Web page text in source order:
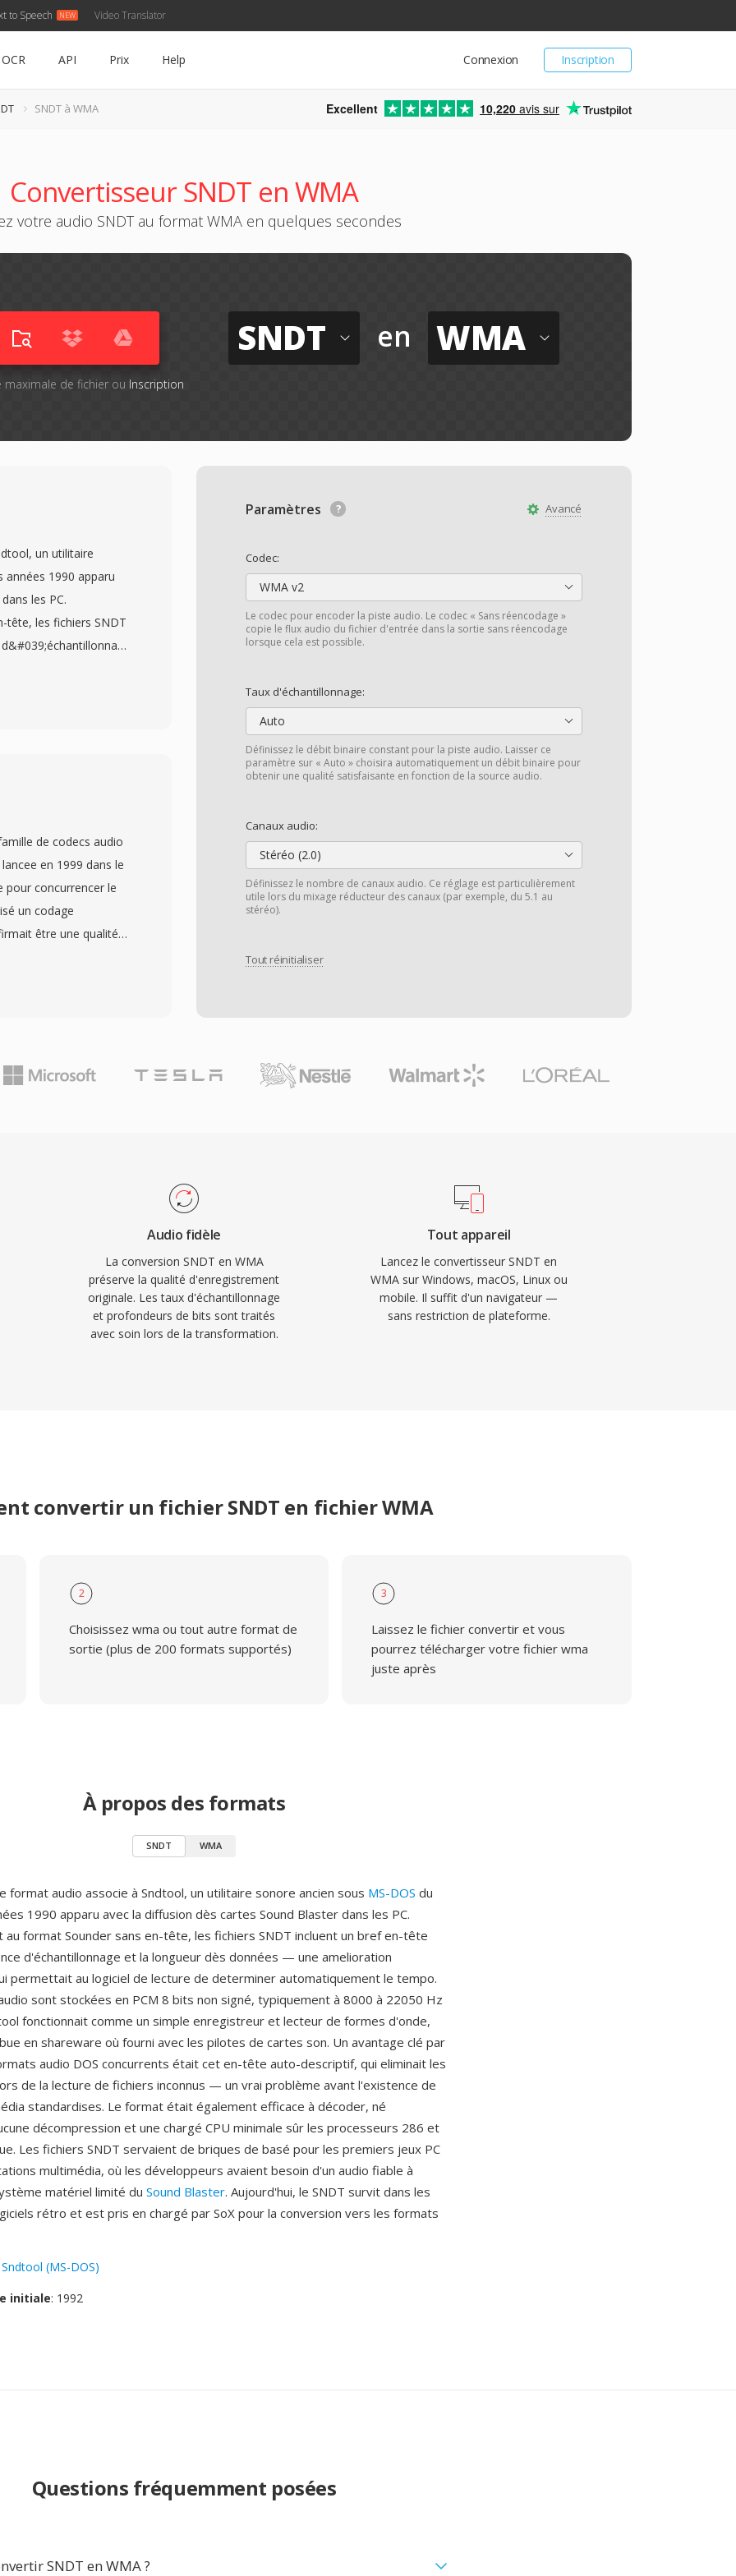
to Speech Video Translator
Inscription
Connexion
OCR API Prix Help
SNDT à WMA Excellent 10,220 avis sur
Convertisseur SNDT en WMA
votre audio SNDT au format WMA en quelques secondes
maximale de fichier ou Inscription
SNDT en WMA
Avancé
Paramètres
Codec:
WMA v2
Le codec pour encoder la piste audio. Le codec « Sans réencodage »
copie le flux audio du fichier d'entrée dans la sortie sans réencodage
lorsque cela est possible.
Taux d'échantillonnage:
Auto
Définissez le débit binaire constant pour la piste audio. Laisser ce
paramètre sur « Auto » choisira automatiquement un débit binaire pour
obtenir une qualité satisfaisante en fonction de la source audio.
Canaux audio:
Stéréo (2.0)
Définissez le nombre de canaux audio. Ce réglage est particulièrement
utile lors du mixage réducteur des canaux (par exemple, du 5.1 au
stéréo).
Tout réinitialiser
un utilitaire
années 1990 apparu
les PC.
tête, les fichiers SNDT
significative qui
àux formats
de fichiers inconnus —
cadres multimédia
à décoder, né
CPU minimale
Les fichiers
premiers jeux PC et
de codecs audio
en 1999 dans le
pour concurrencer le
un codage
être une qualité
kbit/s — environ la
Voice optimisé
attrayant pour
nativement par
pour la lecture sûr
comme FFmpeg
universellement
Audio fidèle
La conversion SNDT en WMA
préserve la qualité d'enregistrement
originale. Les taux d'échantillonnage
et profondeurs de bits sont traités
avec soin lors de la transformation.
Tout appareil
Lancez le convertisseur SNDT en
WMA sur Windows, macOS, Linux ou
mobile. Il suffit d'un navigateur —
sans restriction de plateforme.
convertir un fichier SNDT en fichier WMA
2
Choisissez wma ou tout autre format de
sortie (plus de 200 formats supportés)
3
Laissez le fichier convertir et vous
pourrez télécharger votre fichier wma
juste après
À propos des formats
SNDT WMA
format audio associe à Sndtool, un utilitaire sonore ancien sous MS-DOS du
1990 apparu avec la diffusion dès cartes Sound Blaster dans les PC.
au format Sounder sans en-tête, les fichiers SNDT incluent un bref en-tête
d'échantillonnage et la longueur dès données — une amelioration
permettait au logiciel de lecture de determiner automatiquement le tempo.
sont stockées en PCM 8 bits non signé, typiquement à 8000 à 22050 Hz
fonctionnait comme un simple enregistreur et lecteur de formes d'onde,
en shareware où fourni avec les pilotes de cartes son. Un avantage clé par
audio DOS concurrents était cet en-tête auto-descriptif, qui eliminait les
de la lecture de fichiers inconnus — un vrai problème avant l'existence de
standardises. Le format était également efficace à décoder, né
décompression et une chargé CPU minimale sûr les processeurs 286 et
Les fichiers SNDT servaient de briques de basé pour les premiers jeux PC
multimédia, où les développeurs avaient besoin d'un audio fiable à
matériel limité du Sound Blaster. Aujourd'hui, le SNDT survit dans les
rétro et est pris en chargé par SoX pour la conversion vers les formats
Sndtool (MS-DOS)
initiale: 1992
Questions fréquemment posées
SNDT en WMA ?